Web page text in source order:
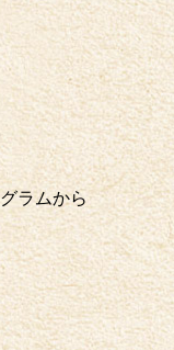
ラムから